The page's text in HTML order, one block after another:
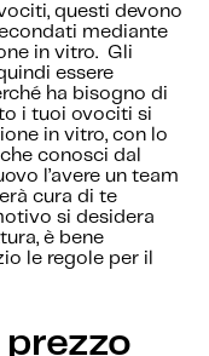
questi devono
mediante
in vitro. Gli
essere
ha bisogno di
i tuoi ovociti si
in vitro, con lo
conosci dal
l’avere un team
cura di te
si desidera
è bene
le regole per il